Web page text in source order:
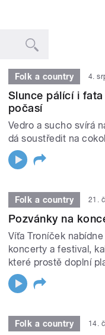
Folk a country 4.
Slunce pálící i
počasí
Vedro a sucho svírá
dá soustředit na
Folk a country 21.
Pozvánky na
Víťa Troníček
koncerty a festival,
které prostě doplní
Folk a country 14.